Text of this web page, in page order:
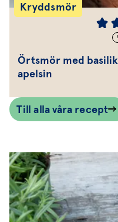
Kryddsmör
Örtsmör med
apelsin
Till alla våra recept